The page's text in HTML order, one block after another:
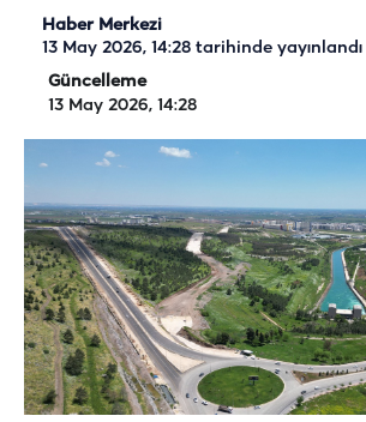
Haber Merkezi
13 May 2026, 14:28 tarihinde yayınlandı
Güncelleme
13 May 2026, 14:28